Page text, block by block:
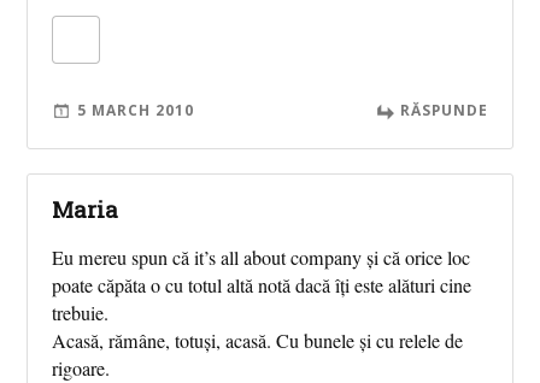
5 MARCH 2010 RĂSPUNDE
Maria
Eu mereu spun că it’s all about company şi că orice loc
poate căpăta o cu totul altă notă dacă îţi este alături cine
trebuie.
Acasă, rămâne, totuşi, acasă. Cu bunele şi cu relele de
rigoare.